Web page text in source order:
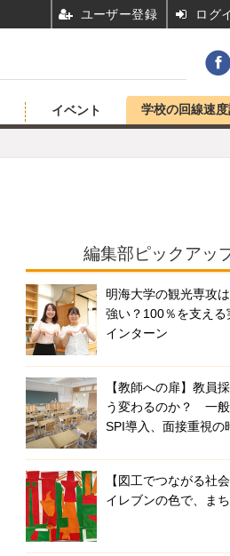
イベント 学校の回線速度
編集部ピックアッ
明海大学の観光専攻
強い？100％を支える
インターン
【教師への扉】教員
う変わるのか？ 一般
SPI導入、面接重視の
【図工でつながる社
イレブンの色で、ま
ユーザー登録 ログ